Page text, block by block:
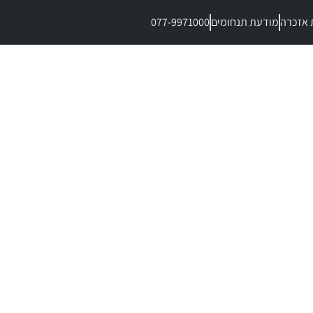
אזכרהמודעת תנחומים077-9971000